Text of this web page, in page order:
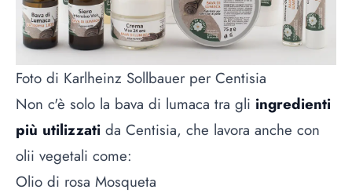
Foto di Karlheinz Sollbauer per Centisia
Non c'è solo la bava di lumaca tra gli ingredienti
più utilizzati da Centisia, che lavora anche con
olii vegetali come:
Olio di rosa Mosqueta